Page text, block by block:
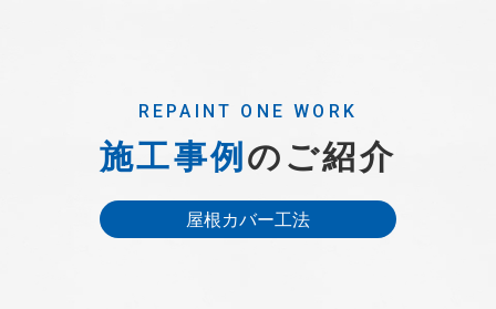
REPAINT ONE WORK
施工事例のご紹介
屋根カバー工法